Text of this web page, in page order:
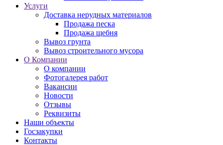
Услуги
Доставка нерудных материалов
Продажа песка
Продажа щебня
Вывоз грунта
Вывоз строительного мусора
О Компании
О компании
Фотогалерея работ
Вакансии
Новости
Отзывы
Реквизиты
Наши объекты
Госзакупки
Контакты